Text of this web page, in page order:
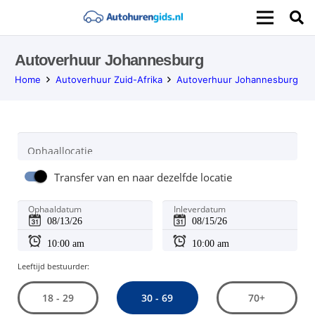
Autoverhuur Johannesburg
Home Autoverhuur Zuid-Afrika Autoverhuur Johannesburg
Ophaallocatie
Transfer van en naar dezelfde locatie
Ophaaldatum Inleverdatum
Leeftijd bestuurder:
18 - 29 30 - 69 70+